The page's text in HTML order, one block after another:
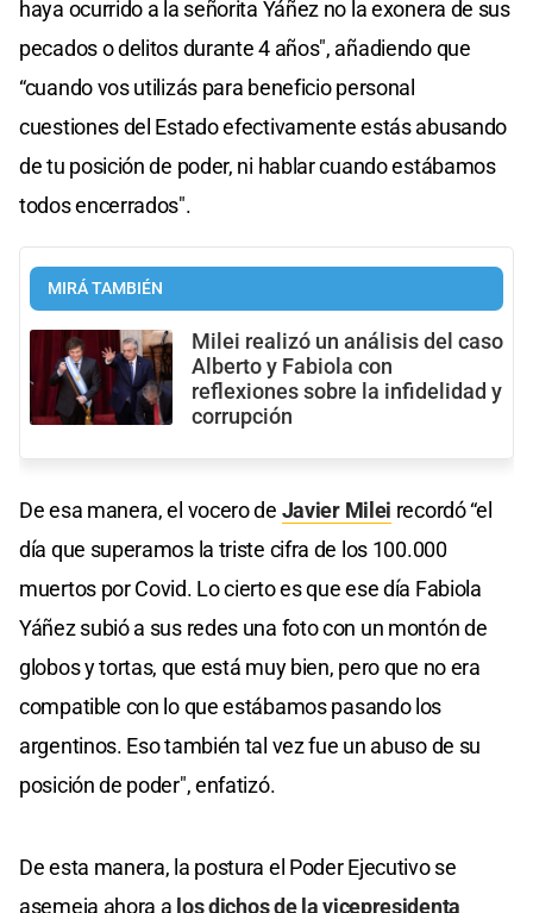
haya ocurrido a la señorita Yáñez no la exonera de sus
pecados o delitos durante 4 años", añadiendo que
“cuando vos utilizás para beneficio personal
cuestiones del Estado efectivamente estás abusando
de tu posición de poder, ni hablar cuando estábamos
todos encerrados".
MIRÁ TAMBIÉN
Milei realizó un análisis del caso
Alberto y Fabiola con
reflexiones sobre la infidelidad y
corrupción
De esa manera, el vocero de Javier Milei recordó “el
día que superamos la triste cifra de los 100.000
muertos por Covid. Lo cierto es que ese día Fabiola
Yáñez subió a sus redes una foto con un montón de
globos y tortas, que está muy bien, pero que no era
compatible con lo que estábamos pasando los
argentinos. Eso también tal vez fue un abuso de su
posición de poder", enfatizó.
De esta manera, la postura el Poder Ejecutivo se
asemeja ahora a los dichos de la vicepresidenta